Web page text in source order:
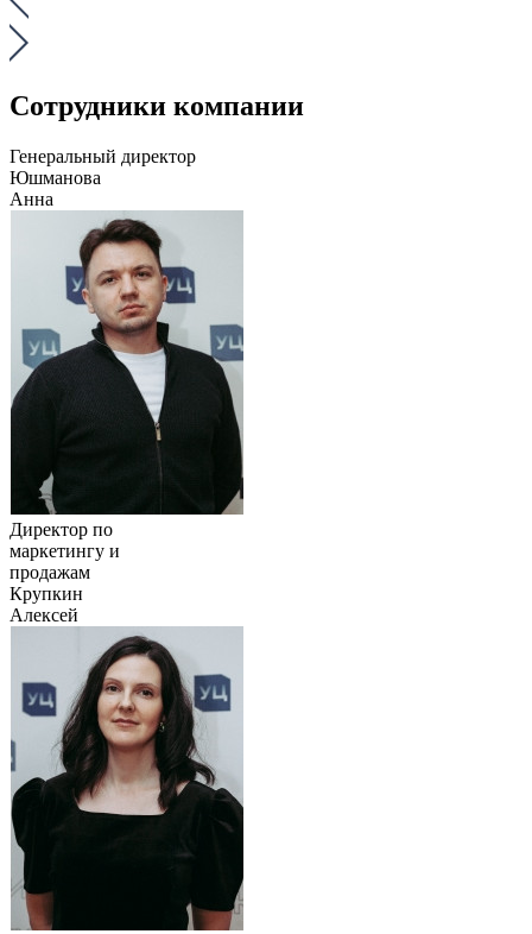
Сотрудники компании
Генеральный директор
Юшманова
Анна
Директор по
маркетингу и
продажам
Крупкин
Алексей